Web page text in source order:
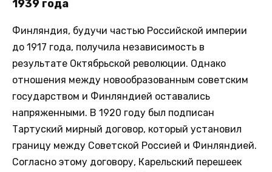
1939 года
Финляндия, будучи частью Российской империи
до 1917 года, получила независимость в
результате Октябрьской революции. Однако
отношения между новообразованным советским
государством и Финляндией оставались
напряженными. В 1920 году был подписан
Тартуский мирный договор, который установил
границу между Советской Россией и Финляндией.
Согласно этому договору, Карельский перешеек